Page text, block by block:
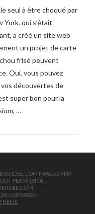
seul à être choqué par
qui s’était
a créé un site web
un projet de carte
frisé peuvent
Oui, vous pouvez
découvertes de
super bon pour la
…
IMAGES MAY
PERMISSION.